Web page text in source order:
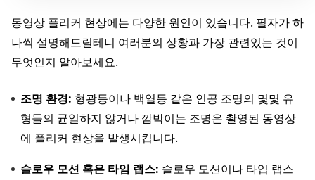
동영상 플리커 현상에는 다양한 원인이 있습니다. 필자가 하
나씩 설명해드릴테니 여러분의 상황과 가장 관련있는 것이
무엇인지 알아보세요.
조명 환경: 형광등이나 백열등 같은 인공 조명의 몇몇 유
형들의 균일하지 않거나 깜박이는 조명은 촬영된 동영상
에 플리커 현상을 발생시킵니다.
슬로우 모션 혹은 타임 랩스: 슬로우 모션이나 타입 랩스